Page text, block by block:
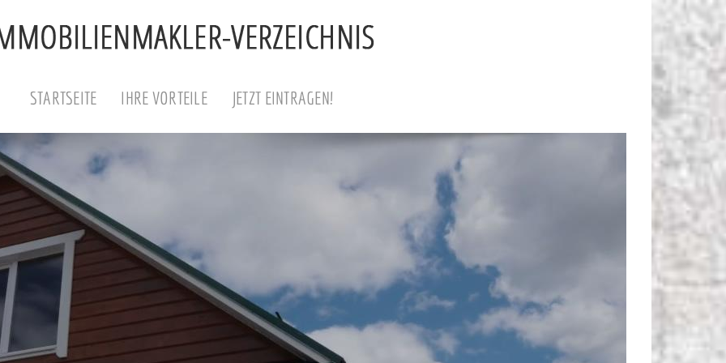
STARTSEITE IHRE VORTEILE JETZT EINTRAGEN!